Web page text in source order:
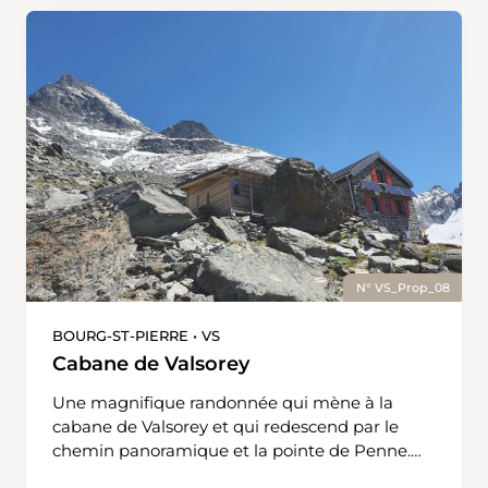
N° VS_Prop_08
BOURG-ST-PIERRE • VS
Cabane de Valsorey
Une magnifique randonnée qui mène à la
cabane de Valsorey et qui redescend par le
chemin panoramique et la pointe de Penne.